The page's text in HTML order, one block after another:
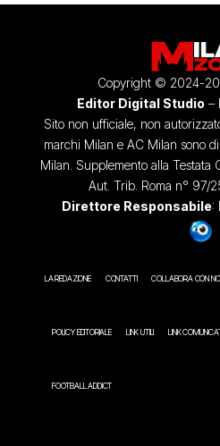
Copyright © 2024-
Editor Digital Studio –
Sito non ufficiale, non
marchi Milan e AC Milan sono
Milan. Supplemento alla Testata
Aut. Trib. Roma n° 97/
Direttore Responsabile:
LA REDAZIONE CONTATTI COLLABORA CON
POLICY EDITORIALE LINK UTILI LINK
FOOTBALL ADDICT